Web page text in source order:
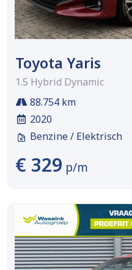
Toyota Yaris
1.5 Hybrid Dynamic
88.754 km
2020
Benzine / Elektrisch
€ 329 p/m